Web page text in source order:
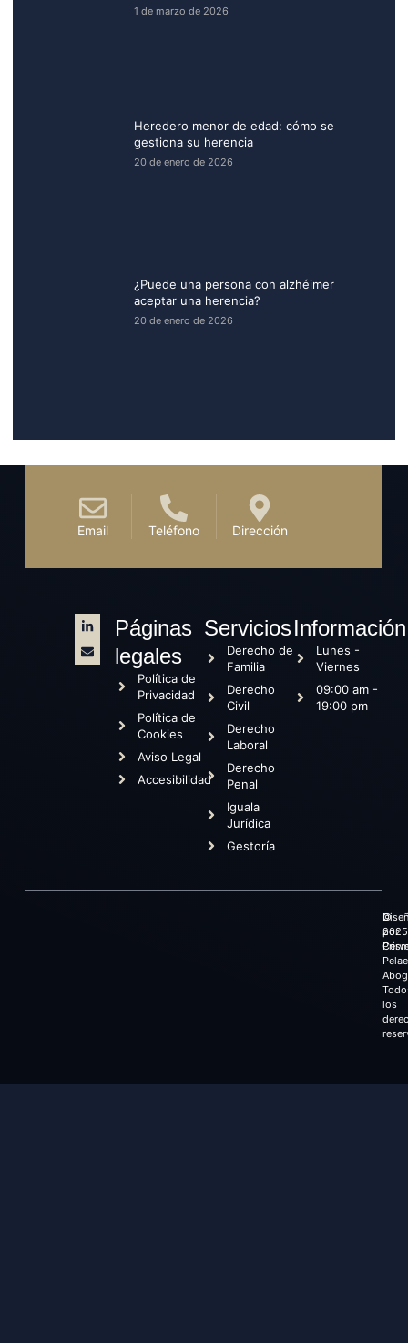
1 de marzo de 2026
Heredero menor de edad: cómo se
gestiona su herencia
20 de enero de 2026
¿Puede una persona con alzhéimer
aceptar una herencia​?
20 de enero de 2026
Email Teléfono Dirección
Páginas
legales
Política de
Privacidad
Política de
Cookies
Aviso Legal
Accesibilidad
Servicios
Derecho de
Familia
Derecho
Civil
Derecho
Laboral
Derecho
Penal
Iguala
Jurídica
Gestoría
Información
Lunes -
Viernes
09:00 am -
19:00 pm
©
los
por